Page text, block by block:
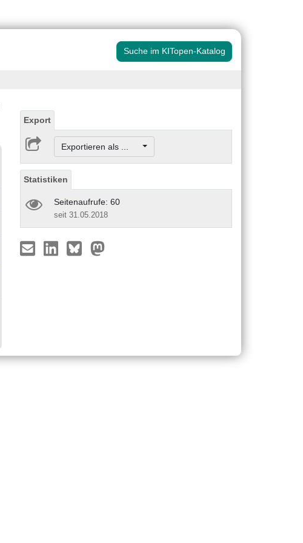
Suche im KITopen-Katalog
Export
Exportieren als ...
Statistiken
Seitenaufrufe: 60
seit 31.05.2018